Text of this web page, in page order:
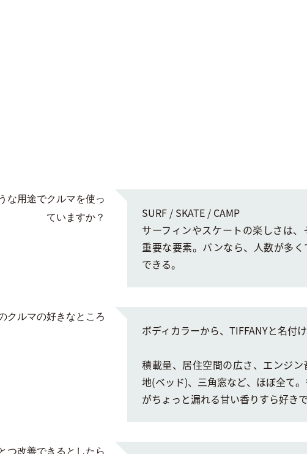
な用途でクルマを使っ
ていますか？
SURF / SKATE / CAMP
サーフィンやスケートの楽しさは
重要な要素。バンなら、人数が多
できる。
クルマの好きなところ
ボディカラーから、TIFFANYと名付け
積載量、居住空間の広さ、エンジ
地(ベッド)、三角窓など、ほぼ全て
がちょっと漏れる甘い香りすら好きで
つ改善できるとしたら